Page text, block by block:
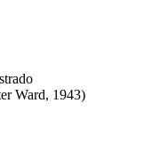
Ward, 1943)